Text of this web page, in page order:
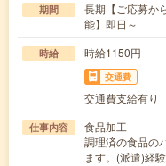
期間
長期【ご応募か
能】即日～
時給 時給1150円
交通費
交通費支給有り
仕事内容
食品加工
調理済の食品の
ます。(派遣)経